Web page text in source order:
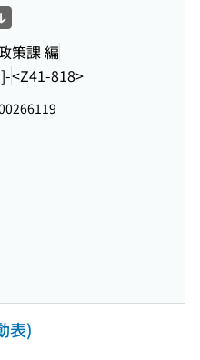
策課 編
<Z41-818>
表)